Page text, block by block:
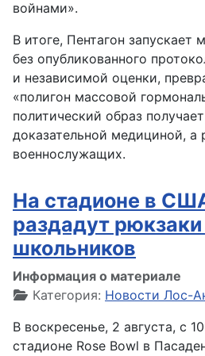
войнами».
В итоге, Пентагон
без опубликованного
и независимой оценки,
«полигон массовой
политический образ
доказательной медициной, а
военнослужащих.
На стадионе в
раздадут
школьников
Информация о материале
Категория: Новости Лос-
В воскресенье, 2 августа, с
стадионе Rose Bowl в